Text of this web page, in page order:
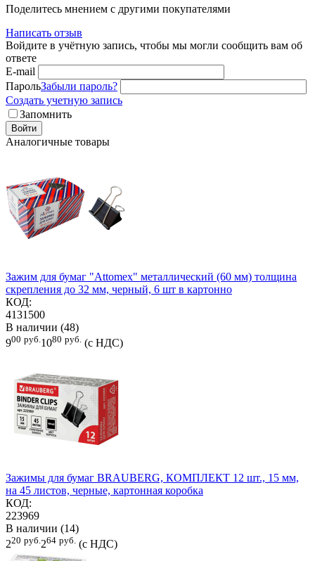
Поделитесь мнением с другими покупателями
Написать отзыв
Войдите в учётную запись, чтобы мы могли сообщить вам об
ответе
E-mail
ПарольЗабыли пароль?
Создать учетную запись
Запомнить
Войти
Аналогичные товары
Зажим для бумаг "Attomex" металлический (60 мм) толщина
скрепления до 32 мм, черный, 6 шт в картонно
КОД:
4131500
В наличии (48)
900 руб. 1080 руб. (с НДС)
Зажимы для бумаг BRAUBERG, КОМПЛЕКТ 12 шт., 15 мм,
на 45 листов, черные, картонная коробка
КОД:
223969
В наличии (14)
220 руб.264 руб. (с НДС)